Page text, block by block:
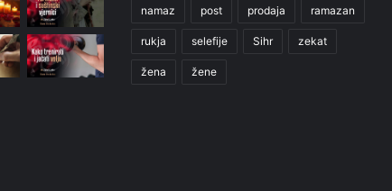
namaz post prodaja ramazan
rukja selefije Sihr zekat
žena žene